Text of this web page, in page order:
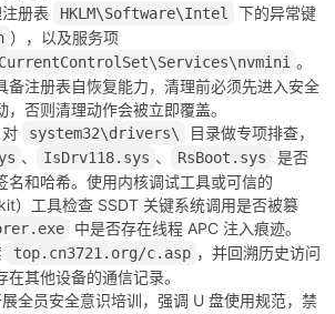
册表 HKLM\Software\Intel
下的异常键
），以及服务项
。
备注册表自恢复能力，清理前必须先进入安全
否则清理动作会被立即覆盖。
对 system32\drivers\
目录做专项排查，
、 IsDrv118.sys 、 RsBoot.sys
是否
名和哈希。使用内核调试工具或可信的
）工具检查 SSDT 关键系统调用是否被篡
中是否存在线程 APC 注入痕迹。
top.cn3721.org/c.asp ，并回溯历史访问
在其他设备的通信记录。
全员安全意识培训，强调 U 盘使用规范，禁